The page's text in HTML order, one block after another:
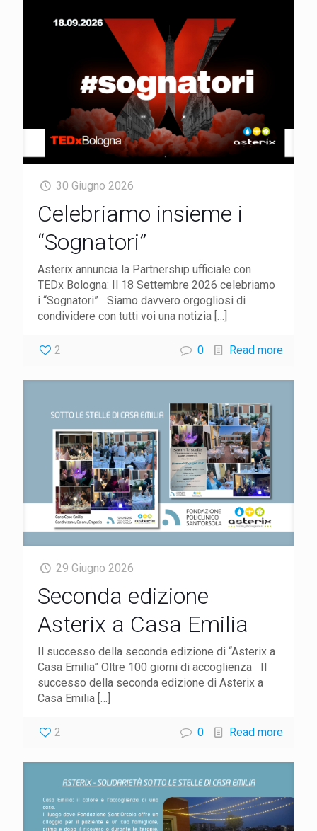
30 Giugno 2026
Celebriamo insieme i
“Sognatori”
Asterix annuncia la Partnership ufficiale con
TEDx Bologna: Il 18 Settembre 2026 celebriamo
i “Sognatori” Siamo davvero orgogliosi di
condividere con tutti voi una notizia […]
2 0 Read more
29 Giugno 2026
Seconda edizione
Asterix a Casa Emilia
Il successo della seconda edizione di “Asterix a
Casa Emilia” Oltre 100 giorni di accoglienza Il
successo della seconda edizione di Asterix a
Casa Emilia […]
2 0 Read more